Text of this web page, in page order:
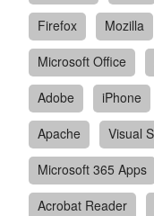
Firefox
Mozilla
Microsoft Office
Adobe
iPhone
Apache
Visual
Microsoft 365 Apps
Acrobat Reader